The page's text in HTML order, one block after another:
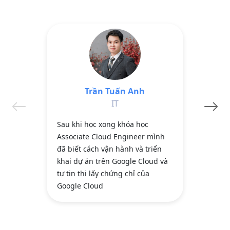
Trần Tuấn Anh
IT
Sau khi học xong khóa học
Associate Cloud Engineer mình
đã biết cách vận hành và triển
khai dự án trên Google Cloud và
tự tin thi lấy chứng chỉ của
Google Cloud